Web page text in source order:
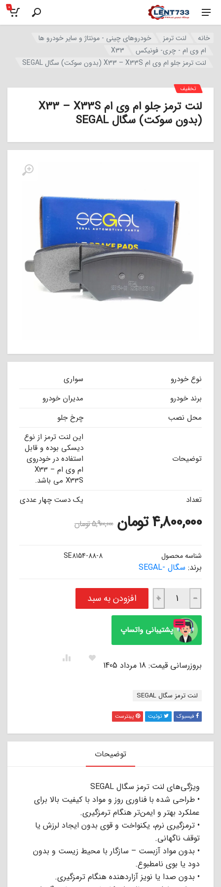
0
خانه لنت ترمز
خودروهای چینی - مونتاژ و سایر خودرو ها
ام وی ام - چری- فونیکس
X33
لنت ترمز جلو ام وی ام X33 – X33S (بدون سوکت) سگال SEGAL
لنت ترمز جلو ام وی ام X33 – X33S
(بدون سوکت) سگال SEGAL
نوع خودرو
سواری
برند خودرو
مدیران خودرو
محل نصب
چرخ جلو
توضیحات
این لنت ترمز از نوع
دیسکی بوده و قابل
استفاده در خودروی
ام وی ام X33 –
X33S می باشد.
تعداد
یک دست چهار عددی
تخفیف
4,800,000تومان 5,900,000تومان
شناسه محصول SE8154-88-8
برند: سگال -SEGAL
لنت ترمز جلو ام وی ام X33 - X33S (بدون سوکت) سگال SEGAL عدد
−
+ افزودن به سبد
پشتیبانی واتساپ
بروزرسانی قیمت: 18 مرداد 1405
برچسب:
لنت ترمز سگال SEGAL
فیسبوک توئیت پینترست
توضیحات
ویژگی‌های لنت ترمز سگال SEGAL
• طراحی شده با فناوری روز و مواد با کیفیت بالا برای
عملکرد بهتر و ایمن‌تر هنگام ترمزگیری.
• ترمزگیری نرم، یکنواخت و قوی بدون ایجاد لرزش یا
توقف ناگهانی.
• بدون مواد آزبست – سازگار با محیط زیست و بدون
دود یا بوی نامطبوع.
• بدون صدا یا نویز آزاردهنده هنگام ترمزگیری.